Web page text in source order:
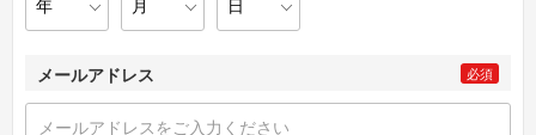
メールアドレス 必須